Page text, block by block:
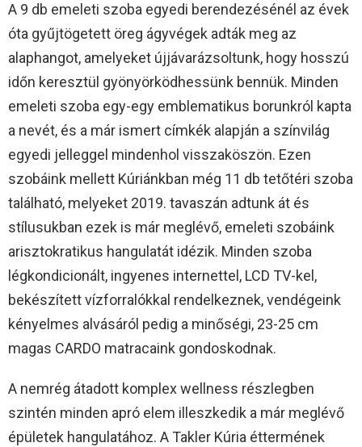
A 9 db emeleti szoba egyedi berendezésénél az évek
óta gyűjtögetett öreg ágyvégek adták meg az
alaphangot, amelyeket újjávarázsoltunk, hogy hosszú
időn keresztül gyönyörködhessünk bennük. Minden
emeleti szoba egy-egy emblematikus borunkról kapta
a nevét, és a már ismert címkék alapján a színvilág
egyedi jelleggel mindenhol visszaköszön. Ezen
szobáink mellett Kúriánkban még 11 db tetőtéri szoba
található, melyeket 2019. tavaszán adtunk át és
stílusukban ezek is már meglévő, emeleti szobáink
arisztokratikus hangulatát idézik. Minden szoba
légkondicionált, ingyenes internettel, LCD TV-kel,
bekészített vízforralókkal rendelkeznek, vendégeink
kényelmes alvásáról pedig a minőségi, 23-25 cm
magas CARDO matracaink gondoskodnak.
A nemrég átadott komplex wellness részlegben
szintén minden apró elem illeszkedik a már meglévő
épületek hangulatához. A Takler Kúria éttermének